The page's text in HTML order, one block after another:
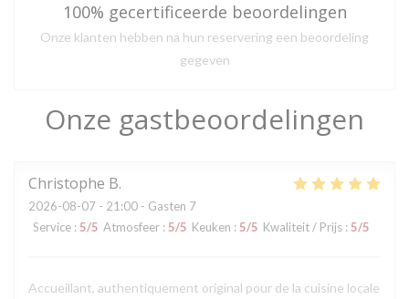
Onze gastbeoordelingen
Christophe B
2026-08-07 - 21:00 - Gasten 7
Service : 5/5 Atmosfeer : 5/5 Keuken : 5/5 Kwaliteit / Prijs : 5/5
Accueillant, authentiquement original pour de la cuisine locale
100% gecertificeerde beoordelingen
Onze klanten hebben na hun reservering een beoordeling
gegeven